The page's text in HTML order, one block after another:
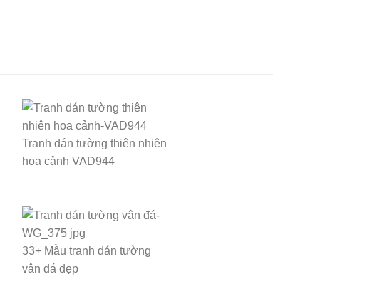
Tranh dán tường thiên nhiên
hoa cảnh VAD944
33+ Mẫu tranh dán tường
vân đá đẹp